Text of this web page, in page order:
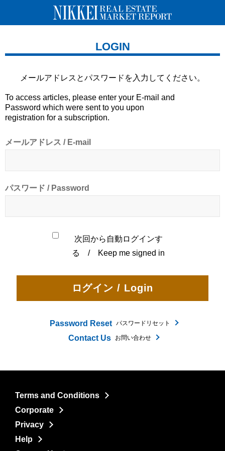
LOGIN
メールアドレスとパスワードを 入力してください。
To access articles, please enter your E-mail and
Password which were sent to you upon
registration for a subscription.
メールアドレス / E-mail
パスワード / Password
次回から自動ログインす
る / Keep me signed in
Password Reset パスワードリセット
Contact Us お問い合わせ
Terms and Conditions
Corporate
Privacy
Help